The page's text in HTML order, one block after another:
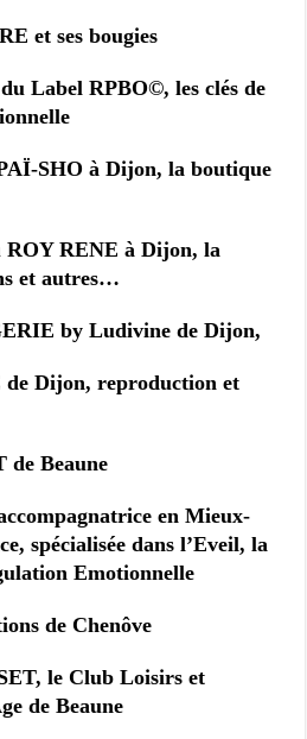
et ses bougies
Label RPBO©, les clés de
SHO à Dijon, la boutique
RENE à Dijon, la
et autres…
by Ludivine de Dijon,
Dijon, reproduction et
Beaune
en Mieux-
spécialisée dans l’Eveil, la
Emotionnelle
de Chenôve
le Club Loisirs et
de Beaune